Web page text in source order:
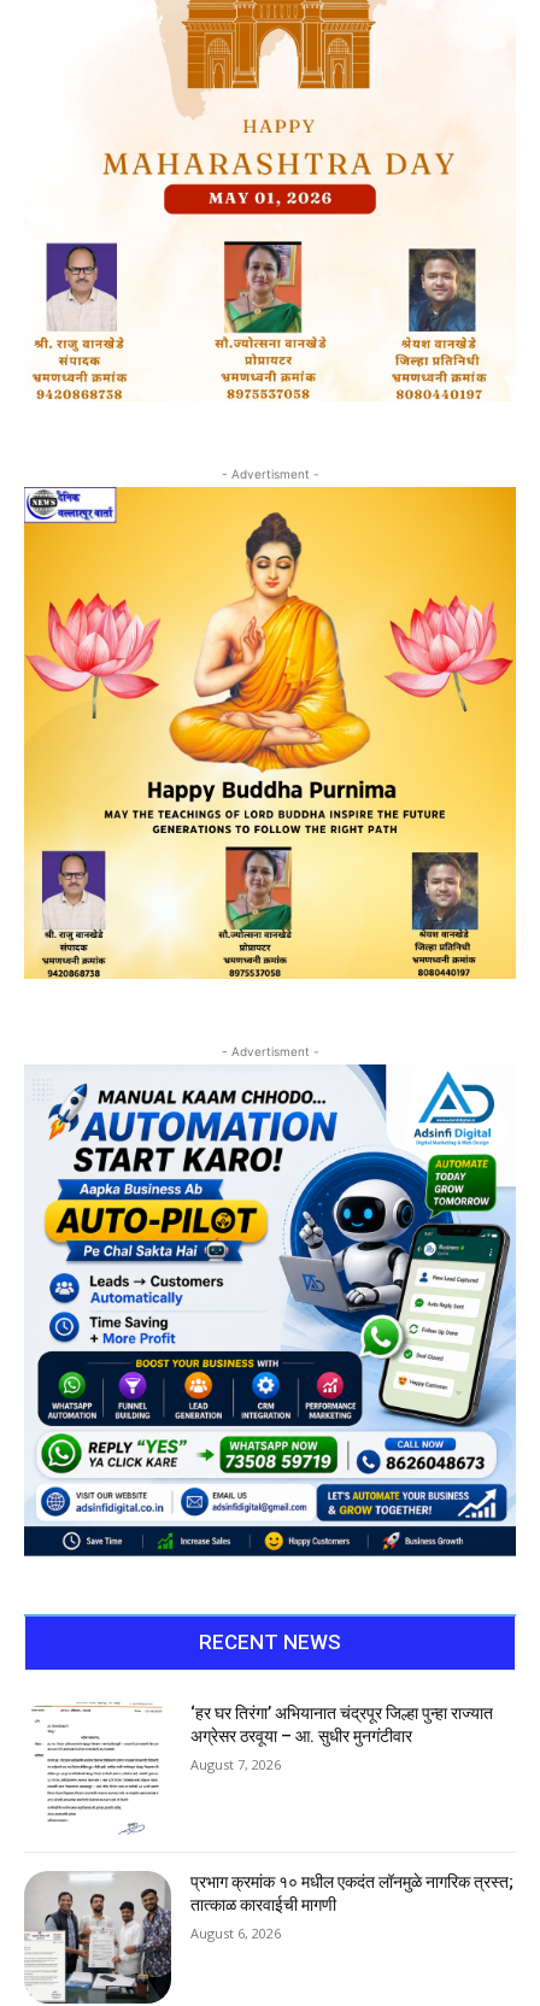
- Advertisment -
- Advertisment -
RECENT NEWS
‘हर घर तिरंगा’ अभियानात चंद्रपूर जिल्हा पुन्हा राज्यात
अग्रेसर ठरवूया – आ. सुधीर मुनगंटीवार
August 7, 2026
प्रभाग क्रमांक १० मधील एकदंत लॉनमुळे नागरिक त्रस्त;
तात्काळ कारवाईची मागणी
August 6, 2026